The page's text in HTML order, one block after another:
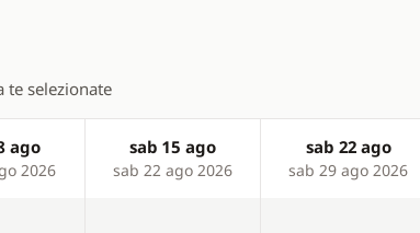
te selezionate
ago
2026
sab 15 ago
sab 22 ago 2026
sab 22 ago
sab 29 ago 2026